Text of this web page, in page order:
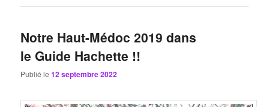
Notre Haut-Médoc 2019 dans
le Guide Hachette !!
Publié le12 septembre 2022